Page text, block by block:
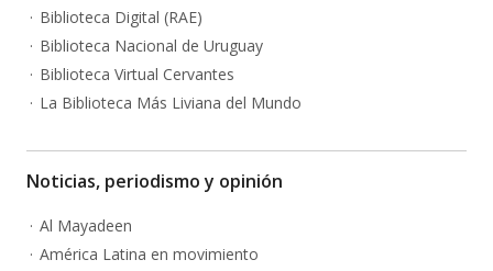
Biblioteca Digital (RAE)
Biblioteca Nacional de Uruguay
Biblioteca Virtual Cervantes
La Biblioteca Más Liviana del Mundo
Noticias, periodismo y opinión
Al Mayadeen
América Latina en movimiento